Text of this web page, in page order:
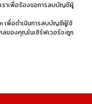
ราเพื่อร้องขอการลบบัญชีผู้
พื่อดำเนินการลบบัญชีผู้ใช้
ของคุณในเซิร์ฟเวอร์จะถูก